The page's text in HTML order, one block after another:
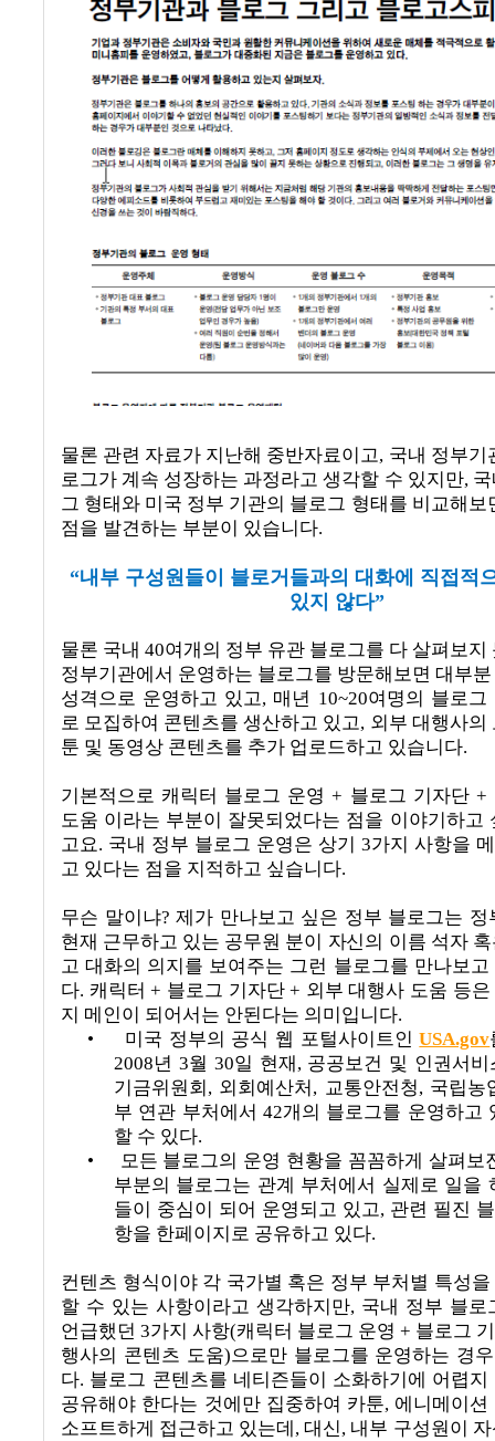
물론 관련 자료가 지난해 중반자료이고, 국내 정부기
로그가 계속 성장하는 과정라고 생각할 수 있지만,
그 형태와 미국 정부 기관의 블로그 형태를 비교해보
점을 발견하는 부분이 있습니다.
“내부 구성원들이 블로거들과의 대화에 직접적
있지 않다”
물론 국내 40여개의 정부 유관 블로그를 다 살펴보지
정부기관에서 운영하는 블로그를 방문해보면 대부
성격으로 운영하고 있고, 매년 10~20여명의 블로그
로 모집하여 콘텐츠를 생산하고 있고, 외부 대행사의
툰 및 동영상 콘텐츠를 추가 업로드하고 있습니다.
기본적으로 캐릭터 블로그 운영 + 블로그 기자단+
도움 이라는 부분이 잘못되었다는 점을 이야기하고
고요. 국내 정부 블로그 운영은 상기 3가지 사항을
고 있다는 점을 지적하고 싶습니다.
무슨 말이냐?제가 만나보고 싶은 정부 블로그는 정
현재 근무하고 있는 공무원 분이 자신의 이름 석자
고 대화의 의지를 보여주는 그런 블로그를 만나보
다. 캐릭터 + 블로그 기자단 + 외부 대행사 도움 등
지 메인이 되어서는 안된다는 의미입니다.
•
미국 정부의 공식 웹 포털사이트인 USA.gov
2008년 3월 30일 현재, 공공보건 및 인권서비
기금위원회 , 외회예산처 , 교통안전청, 국립농
부 연관 부처에서 42개의 블로그를 운영하고
할 수 있다.
•
모든 블로그의 운영 현황을 꼼꼼하게 살펴보
부분의 블로그는 관계 부처에서 실제로 일을
들이 중심이 되어 운영되고 있고, 관련 필진
항을 한페이지로 공유하고 있다.
컨텐츠 형식이야 각 국가별 혹은 정부 부처별 특성
할 수 있는 사항이라고 생각하지만, 국내 정부 블로
언급했던 3가지 사항(캐릭터 블로그 운영 + 블로그
행사의 콘텐츠 도움)으로만블로그를 운영하는 경
다. 블로그 콘텐츠를 네티즌들이 소화하기에 어렵
공유해야 한다는 것에만 집중하여 카툰, 에니메이
소프트하게 접근하고 있는데 ,대신 , 내부 구성원이